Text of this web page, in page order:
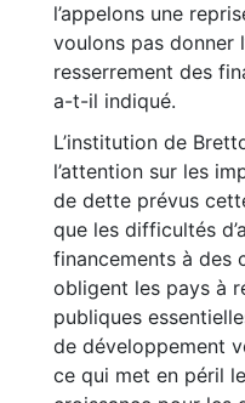
l’appelons une
voulons pas donner
resserrement des
a-t-il indiqué.
L’institution de
l’attention sur les
de dette prévus
que les difficultés
financements à des
obligent les pays à
publiques
de développement
ce qui met en péril